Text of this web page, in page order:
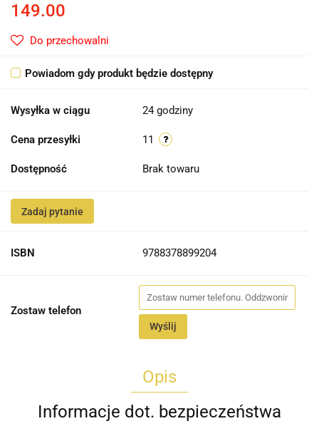
149.00
Do przechowalni
Powiadom gdy produkt będzie dostępny
Wysyłka w ciągu 24 godziny
Cena przesyłki 11
Dostępność Brak towaru
Zadaj pytanie
ISBN 9788378899204
Zostaw telefon
Wyślij
Opis
Informacje dot. bezpieczeństwa